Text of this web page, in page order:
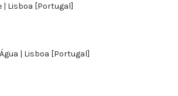
| Lisboa [Portugal]
| Lisboa [Portugal]